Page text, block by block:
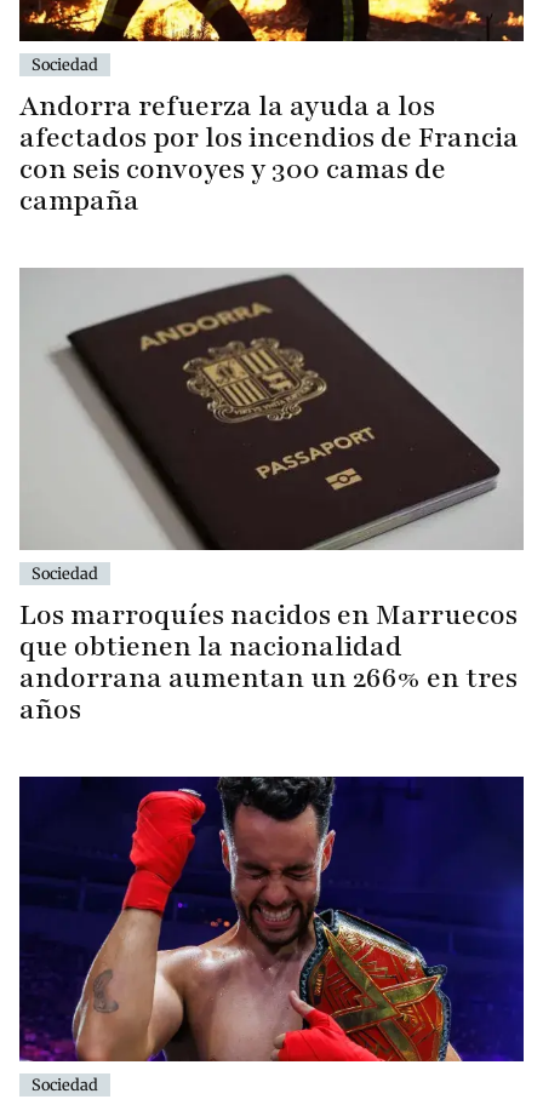
Sociedad
Andorra refuerza la ayuda a los
afectados por los incendios de Francia
con seis convoyes y 300 camas de
campaña
Sociedad
Los marroquíes nacidos en Marruecos
que obtienen la nacionalidad
andorrana aumentan un 266% en tres
años
Sociedad